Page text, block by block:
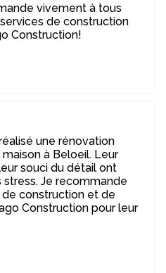
vivement à tous
de construction
Construction!
une rénovation
à Beloeil. Leur
souci du détail ont
Je recommande
construction et de
Construction pour leur